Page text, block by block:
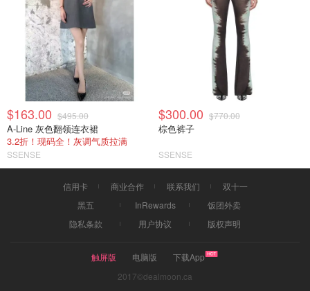
$163.00 $495.00
A-Line 灰色翻领连衣裙
3.2折！现码全！灰调气质拉满
SSENSE
$300.00 $770.00
棕色裤子
SSENSE
信用卡 商业合作 联系我们
双十一
黑五
InRewards
饭团外卖
隐私条款
用户协议 版权声明
触屏版 电脑版
下载App
2017©dealmoon.ca